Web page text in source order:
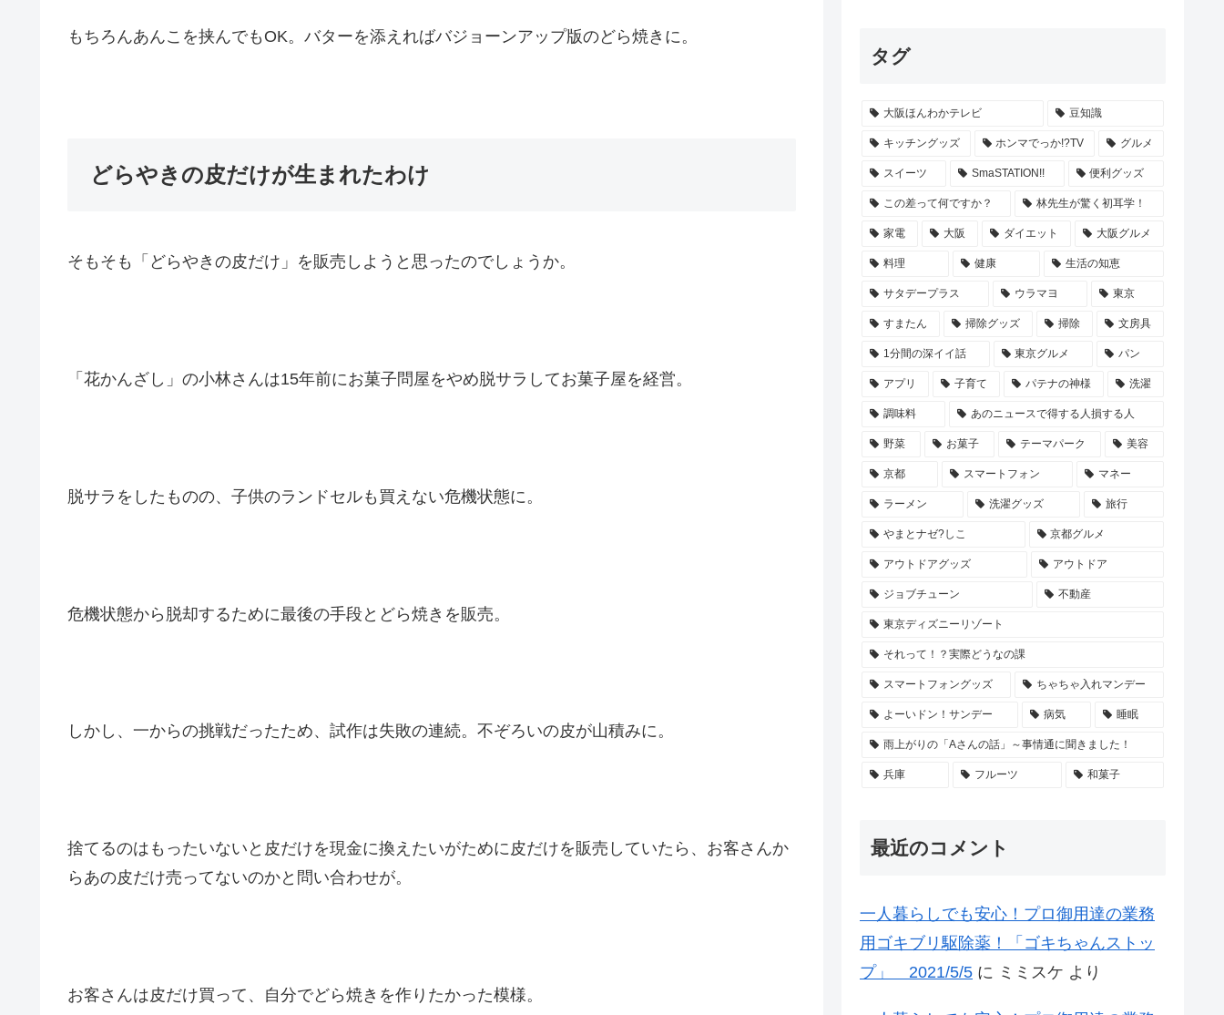
もちろんあんこを挟んでもOK。バターを添えればバジョーンアップ版のどら焼きに。
どらやきの皮だけが生まれたわけ
そもそも「どらやきの皮だけ」を販売しようと思ったのでしょうか。
「花かんざし」の小林さんは15年前にお菓子問屋をやめ脱サラしてお菓子屋を経営。
脱サラをしたものの、子供のランドセルも買えない危機状態に。
危機状態から脱却するために最後の手段とどら焼きを販売。
しかし、一からの挑戦だったため、試作は失敗の連続。不ぞろいの皮が山積みに。
捨てるのはもったいないと皮だけを現金に換えたいがために皮だけを販売していたら、お客さんか
らあの皮だけ売ってないのかと問い合わせが。
お客さんは皮だけ買って、自分でどら焼きを作りたかった模様。
タグ
大阪ほんわかテレビ 豆知識
キッチングッズ ホンマでっか!?TV グルメ
スイーツ SmaSTATION!! 便利グッズ
この差って何ですか？ 林先生が驚く初耳学！
家電 大阪 ダイエット 大阪グルメ
料理 健康 生活の知恵
サタデープラス ウラマヨ 東京
すまたん 掃除グッズ 掃除 文房具
1分間の深イイ話 東京グルメ パン
アプリ 子育て パテナの神様 洗濯
調味料 あのニュースで得する人損する人
野菜 お菓子 テーマパーク 美容
京都 スマートフォン マネー
ラーメン 洗濯グッズ 旅行
やまとナゼ?しこ 京都グルメ
アウトドアグッズ アウトドア
ジョブチューン 不動産
東京ディズニーリゾート
それって！？実際どうなの課
スマートフォングッズ ちゃちゃ入れマンデー
よーいドン！サンデー 病気 睡眠
雨上がりの「Aさんの話」～事情通に聞きました！
兵庫 フルーツ 和菓子
最近のコメント
一人暮らしでも安心！プロ御用達の業務
用ゴキブリ駆除薬！「ゴキちゃんストッ
プ」 2021/5/5 に ミミスケ より